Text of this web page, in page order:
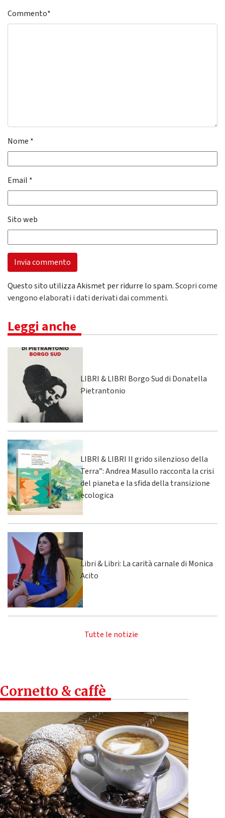
Commento*
Nome *
Email *
Sito web
Questo sito utilizza Akismet per ridurre lo spam.Scopri come
vengono elaborati i dati derivati dai commenti.
Leggi anche
LIBRI & LIBRI Borgo Sud di Donatella
Pietrantonio
LIBRI & LIBRI Il grido silenzioso della
Terra”: Andrea Masullo racconta la crisi
del pianeta e la sfida della transizione
ecologica
Libri & Libri: La carità carnale di Monica
Acito
Tutte le notizie
Cornetto & caffè